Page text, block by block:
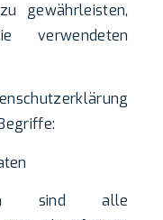
gewährleisten,
verwendeten
sind alle